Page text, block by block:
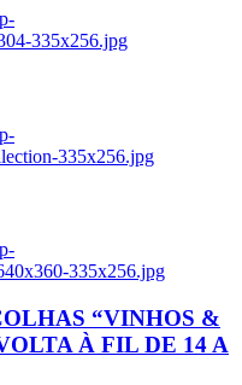
335x256.jpg
335x256.jpg
335x256.jpg
“VINHOS &
À FIL DE 14 A